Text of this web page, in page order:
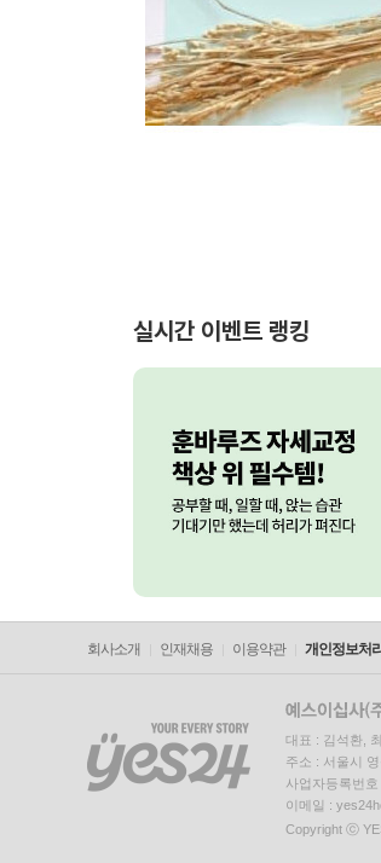
실시간 이벤트 랭킹
회사소개 인재채용 이용약관 개인정보처
대표 : 김석환,
주소 : 서울시
사업자등록번
이메일 :
Copyright ⓒ